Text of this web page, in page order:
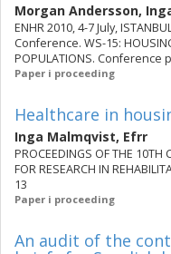
Morgan Andersson,
ENHR 2010, 4-7 July,
Conference. WS-15:
POPULATIONS. Conference
Paper i proceeding
Healthcare in
Inga Malmqvist, Efrr
PROCEEDINGS OF THE 10TH
FOR RESEARCH IN
13
Paper i proceeding
An audit of the